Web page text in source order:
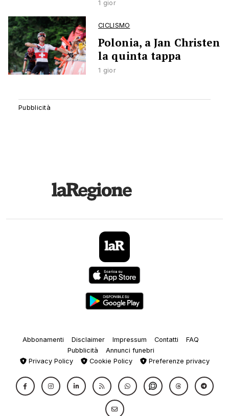
1 gior
CICLISMO
Polonia, a Jan Christen
la quinta tappa
1 gior
Abbonamenti Disclaimer Impressum Contatti
FAQ
Pubblicità
Annunci funebri
Privacy Policy
Cookie Policy Preferenze privacy